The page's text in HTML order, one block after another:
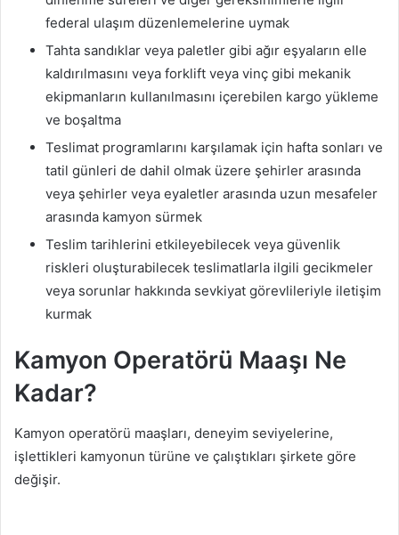
federal ulaşım düzenlemelerine uymak
Tahta sandıklar veya paletler gibi ağır eşyaların elle
kaldırılmasını veya forklift veya vinç gibi mekanik
ekipmanların kullanılmasını içerebilen kargo yükleme
ve boşaltma
Teslimat programlarını karşılamak için hafta sonları ve
tatil günleri de dahil olmak üzere şehirler arasında
veya şehirler veya eyaletler arasında uzun mesafeler
arasında kamyon sürmek
Teslim tarihlerini etkileyebilecek veya güvenlik
riskleri oluşturabilecek teslimatlarla ilgili gecikmeler
veya sorunlar hakkında sevkiyat görevlileriyle iletişim
kurmak
Kamyon Operatörü Maaşı Ne
Kadar?
Kamyon operatörü maaşları, deneyim seviyelerine,
işlettikleri kamyonun türüne ve çalıştıkları şirkete göre
değişir.